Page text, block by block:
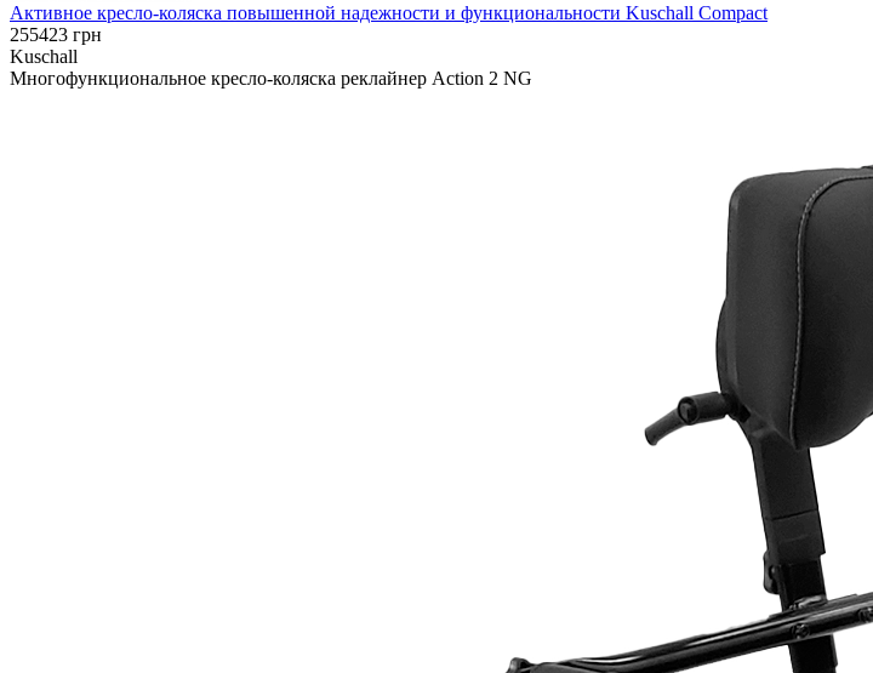
Активное кресло-коляска повышенной надежности и функциональности Kuschall Compact
255423 грн
Kuschall
Многофункциональное кресло-коляска реклайнер Action 2 NG